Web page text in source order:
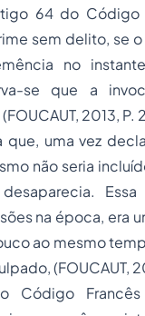
64 do Código
sem delito, se
no
se que a
2013, P.
que, uma vez
não seria
na época, era
ao mesmo
(FOUCAUT,
Código